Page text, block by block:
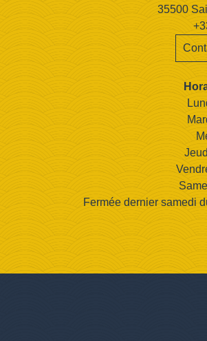
35500
Fermée dernier samedi